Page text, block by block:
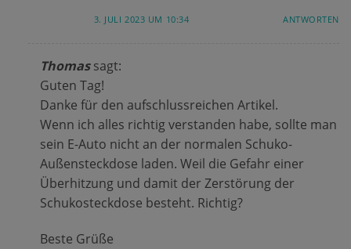
3. JULI 2023 UM 10:34 ANTWORTEN
Thomas sagt:
Guten Tag!
Danke für den aufschlussreichen Artikel.
Wenn ich alles richtig verstanden habe, sollte man
sein E-Auto nicht an der normalen Schuko-
Außensteckdose laden. Weil die Gefahr einer
Überhitzung und damit der Zerstörung der
Schukosteckdose besteht. Richtig?
Beste Grüße